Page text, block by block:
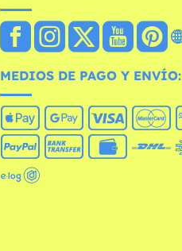
MEDIOS DE PAGO Y ENVÍO: